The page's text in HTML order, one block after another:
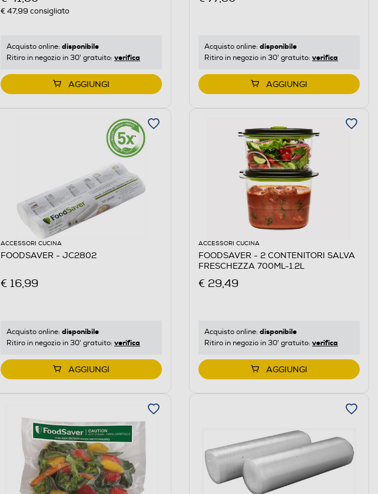
€ 47,99 consigliato
Acquisto online: disponibile
Ritiro in negozio in 30' gratuito: verifica
AGGIUNGI
Acquisto online: disponibile
Ritiro in negozio in 30' gratuito: verifica
AGGIUNGI
ACCESSORI CUCINA
FOODSAVER - JC2802
€ 16,99
Acquisto online: disponibile
Ritiro in negozio in 30' gratuito: verifica
AGGIUNGI
ACCESSORI CUCINA
FOODSAVER - 2 CONTENITORI SALVA
FRESCHEZZA 700ML-1.2L
€ 29,49
Acquisto online: disponibile
Ritiro in negozio in 30' gratuito: verifica
AGGIUNGI